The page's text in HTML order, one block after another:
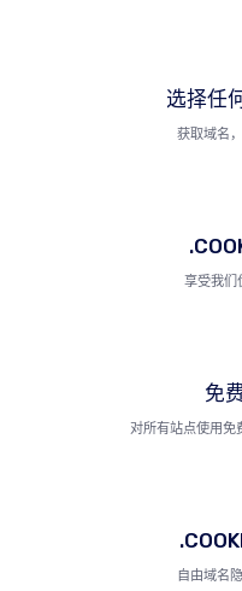
选择任
获取域名
享受我们
免
对所有站点使用免
自由域名